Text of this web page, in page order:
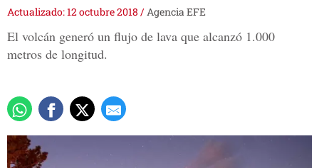
Actualizado: 12 octubre 2018 /Agencia EFE
El volcán generó un flujo de lava que alcanzó 1.000
metros de longitud.